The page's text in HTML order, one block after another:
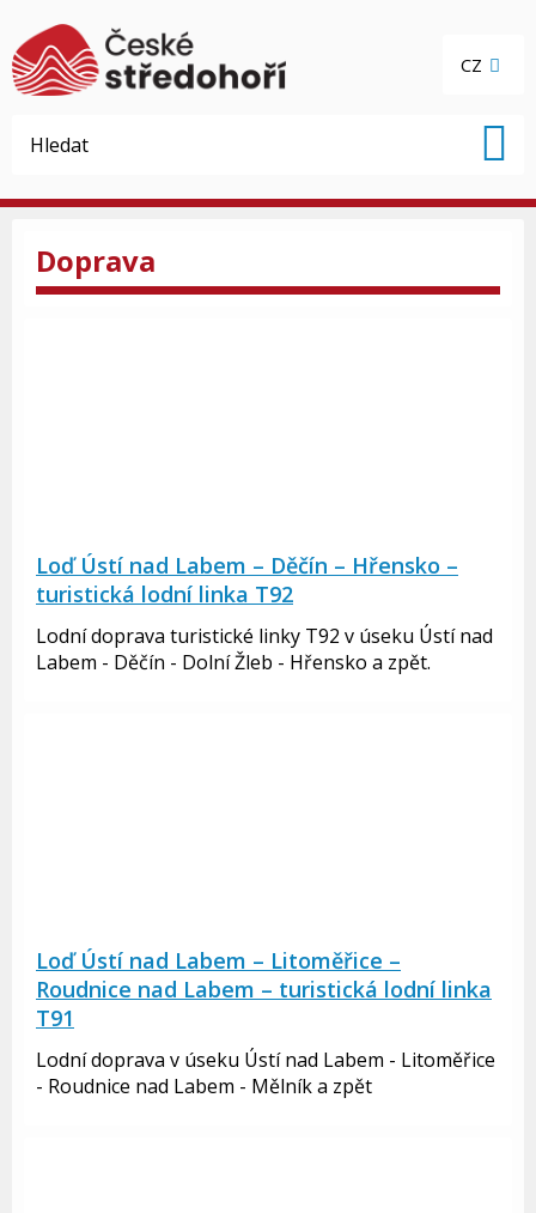
CZ
Doprava
Loď Ústí nad Labem – Děčín – Hřensko –
turistická lodní linka T92
Lodní doprava turistické linky T92 v úseku Ústí nad
Labem - Děčín - Dolní Žleb - Hřensko a zpět.
Loď Ústí nad Labem – Litoměřice –
Roudnice nad Labem – turistická lodní linka
T91
Lodní doprava v úseku Ústí nad Labem - Litoměřice
- Roudnice nad Labem - Mělník a zpět